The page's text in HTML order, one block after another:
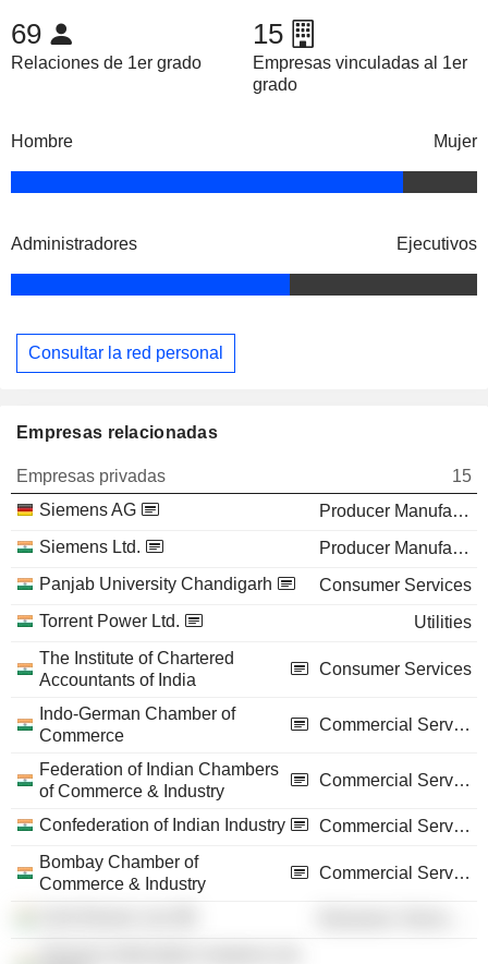
69
Relaciones de 1er grado
15
Empresas vinculadas al 1er
grado
Hombre Mujer
Administradores Ejecutivos
Consultar la red personal
Empresas relacionadas
Empresas privadas
15
Siemens AG
Producer Manufacturing
Siemens Ltd.
Producer Manufacturing
Panjab University Chandigarh
Consumer Services
Torrent Power Ltd.
Utilities
The Institute of Chartered
Accountants of India
Consumer Services
Indo-German Chamber of
Commerce
Commercial Services
Federation of Indian Chambers
of Commerce & Industry
Commercial Services
Confederation of Indian Industry
Commercial Services
Bombay Chamber of
Commerce & Industry
Commercial Services